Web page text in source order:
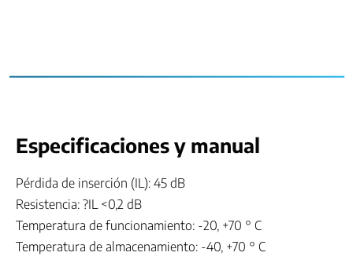
Especificaciones y manual
Pérdida de inserción (IL): 45 dB
Resistencia: ?IL <0,2 dB
Temperatura de funcionamiento: -20, +70 ° C
Temperatura de almacenamiento: -40, +70 ° C